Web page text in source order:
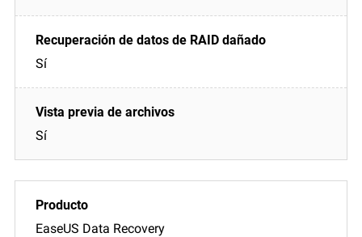
Sí
Sí
EaseUS Data Recovery